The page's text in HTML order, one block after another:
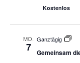
Kostenlos
MO.
7
Ganztägig
Gemeinsam